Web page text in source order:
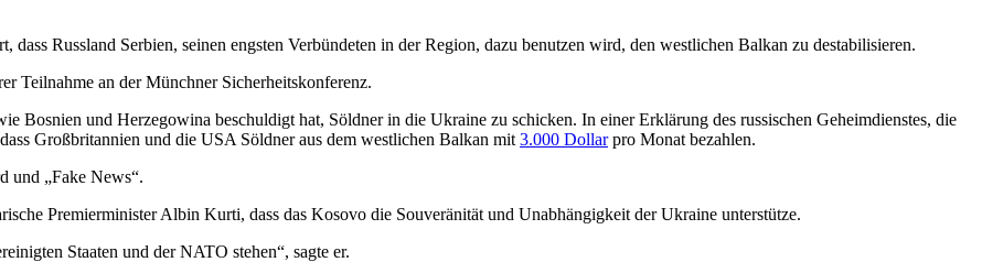
Russland Serbien, seinen engsten Verbündeten in der Region, dazu benutzen wird, den westlichen Balkan zu destabilisieren.
Teilnahme an der Münchner Sicherheitskonferenz.
Bosnien und Herzegowina beschuldigt hat, Söldner in die Ukraine zu schicken. In einer Erklärung des russischen Geheimdienstes, die
Großbritannien und die USA Söldner aus dem westlichen Balkan mit 3.000 Dollarpro Monat bezahlen.
und „Fake News“.
Premierminister Albin Kurti, dass das Kosovo die Souveränität und Unabhängigkeit der Ukraine unterstütze.
Staaten und der NATO stehen“, sagte er.